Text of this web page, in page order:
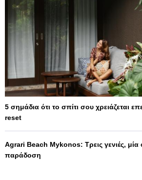
5 σημάδια ότι το σπίτι σου χρειάζεται
reset
Agrari Beach Mykonos: Τρεις γενιές, μία
παράδοση